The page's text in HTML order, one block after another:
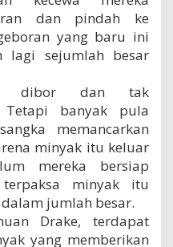
dan pindah ke
yang baru ini
lagi sejumlah besar
dibor dan tak
Tetapi banyak pula
memancarkan
minyak itu keluar
mereka bersiap
minyak itu
jumlah besar.
Drake, terdapat
yang memberikan